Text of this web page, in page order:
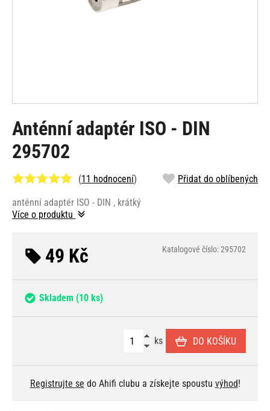
Anténní adaptér ISO - DIN
295702
(11 hodnocení) Přidat do oblíbených
anténní adaptér ISO - DIN , krátký
Více o produktu
49 Kč Katalogové číslo: 295702
Skladem (10 ks)
ks DO KOŠÍKU
Registrujte se do Ahifi clubu a získejte spoustu výhod!